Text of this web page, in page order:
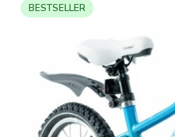
BESTSELLER